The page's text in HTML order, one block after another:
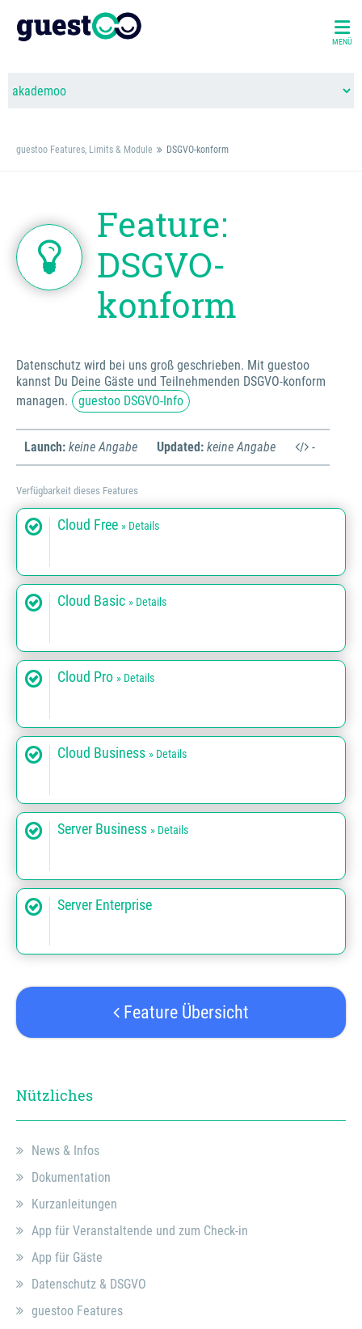
MENÜ
guestoo Features, Limits & Module DSGVO-konform
Feature:
DSGVO-
konform
Datenschutz wird bei uns groß geschrieben. Mit guestoo
kannst Du Deine Gäste und Teilnehmenden DSGVO-konform
managen.
guestoo DSGVO-Info
Launch: keine Angabe Updated: keine Angabe -
Verfügbarkeit dieses Features
Cloud Free » Details
Cloud Basic » Details
Cloud Pro » Details
Cloud Business » Details
Server Business » Details
Server Enterprise
Feature Übersicht
Nützliches
News & Infos
Dokumentation
Kurzanleitungen
App für Veranstaltende und zum Check-in
App für Gäste
Datenschutz & DSGVO
guestoo Features